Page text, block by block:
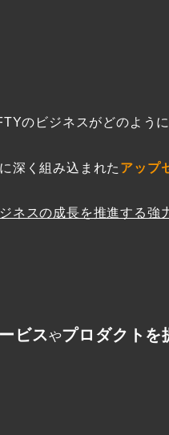
のビジネスがどのよう
深く組み込まれた アップ
ネスの成長を推進する強
ビスやプロダクトを